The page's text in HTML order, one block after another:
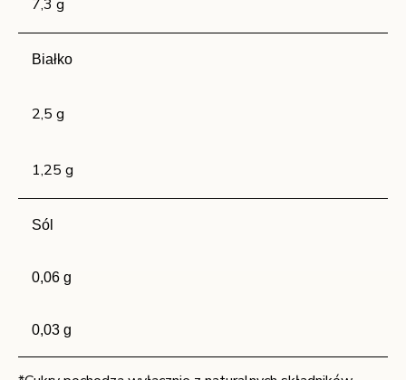
7,3 g
Białko
2,5 g
1,25 g
Sól
0,06 g
0,03 g